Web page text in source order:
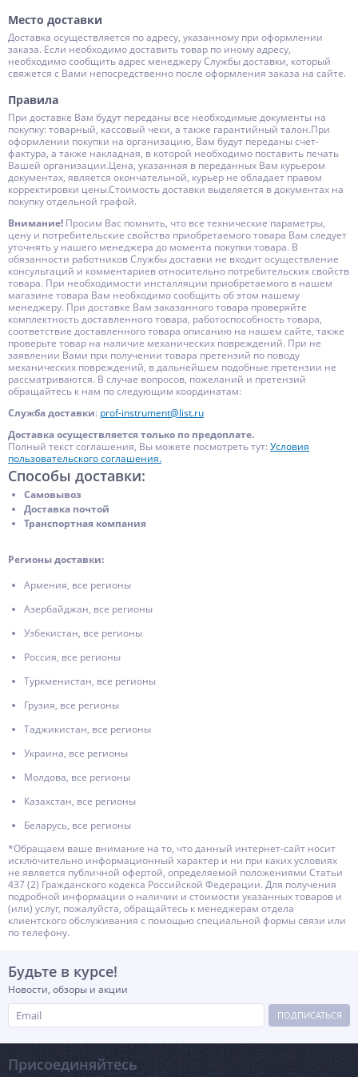
Место доставки
Доставка осуществляется по адресу, указанному при оформлении
заказа. Если необходимо доставить товар по иному адресу,
необходимо сообщить адрес менеджеру Службы доставки, который
свяжется с Вами непосредственно после оформления заказа на сайте.
Правила
При доставке Вам будут переданы все необходимые документы на
покупку: товарный, кассовый чеки, а также гарантийный талон.При
оформлении покупки на организацию, Вам будут переданы счет-
фактура, а также накладная, в которой необходимо поставить печать
Вашей организации.Цена, указанная в переданных Вам курьером
документах, является окончательной, курьер не обладает правом
корректировки цены.Стоимость доставки выделяется в документах на
покупку отдельной графой.
Внимание! Просим Вас помнить, что все технические параметры,
цену и потребительские свойства приобретаемого товара Вам следует
уточнять у нашего менеджера до момента покупки товара. В
обязанности работников Службы доставки не входит осуществление
консультаций и комментариев относительно потребительских свойств
товара. При необходимости инсталляции приобретаемого в нашем
магазине товара Вам необходимо сообщить об этом нашему
менеджеру. При доставке Вам заказанного товара проверяйте
комплектность доставленного товара, работоспособность товара,
соответствие доставленного товара описанию на нашем сайте, также
проверьте товар на наличие механических повреждений. При не
заявлении Вами при получении товара претензий по поводу
механических повреждений, в дальнейшем подобные претензии не
рассматриваются. В случае вопросов, пожеланий и претензий
обращайтесь к нам по следующим координатам:
Служба доставки: prof-instrument@list.ru
Доставка осуществляется только по предоплате.
Полный текст соглашения, Вы можете посмотреть тут: Условия
пользовательского соглашения.
Способы доставки:
Самовывоз
Доставка почтой
Транспортная компания
Регионы доставки:
Армения, все регионы
Азербайджан, все регионы
Узбекистан, все регионы
Россия, все регионы
Туркменистан, все регионы
Грузия, все регионы
Таджикистан, все регионы
Украина, все регионы
Молдова, все регионы
Казахстан, все регионы
Беларусь, все регионы
*Обращаем ваше внимание на то, что данный интернет-сайт носит
исключительно информационный характер и ни при каких условиях
не является публичной офертой, определяемой положениями Статьи
437 (2) Гражданского кодекса Российской Федерации. Для получения
подробной информации о наличии и стоимости указанных товаров и
(или) услуг, пожалуйста, обращайтесь к менеджерам отдела
клиентского обслуживания с помощью специальной формы связи или
по телефону.
Будьте в курсе!
Новости, обзоры и акции
ПОДПИСАТЬСЯ
Присоединяйтесь